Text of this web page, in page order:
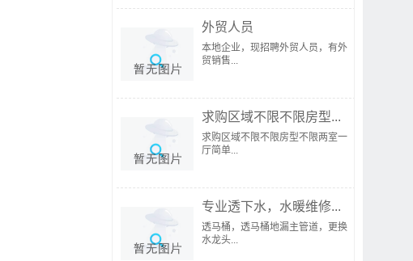
外贸人员
本地企业，现招聘外贸人员，有外
贸销售...
求购区域不限不限房型...
求购区域不限不限房型不限两室一
厅简单...
专业透下水，水暖维修...
透马桶，透马桶地漏主管道，更换
水龙头...